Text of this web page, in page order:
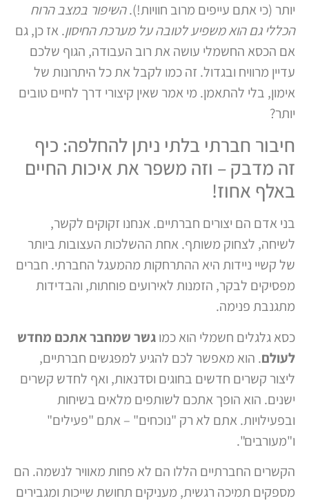
יותר (כי אתם עייפים מרוב חוויות!).השיפור במצב הרוח
הכללי גם הוא משפיע לטובה על מערכת החיסון. אז כן, גם
אם הכסא החשמלי עושה את רוב העבודה, הגוף שלכם
עדיין מרוויח ובגדול. זה כמו לקבל את כל היתרונות של
אימון, בלי להתאמן. מי אמר שאין קיצורי דרך לחיים טובים
יותר?
חיבור חברתי בלתי ניתן להחלפה: כיף
זה מדבק – וזה משפר את איכות החיים
באלף אחוז!
בני אדם הם יצורים חברתיים. אנחנו זקוקים לקשר,
לשיחה, לצחוק משותף. אחת ההשלכות העצובות ביותר
של קשיי ניידות היא ההתרחקות מהמעגל החברתי. חברים
מפסיקים לבקר, הזמנות לאירועים פוחתות, והבדידות
מתגנבת פנימה.
כסא גלגלים חשמלי הוא כמוגשר שמחבר אתכם מחדש
לעולם. הוא מאפשר לכם להגיע למפגשים חברתיים,
ליצור קשרים חדשים בחוגים וסדנאות, ואף לחדש קשרים
ישנים. הוא הופך אתכם לשותפים מלאים בשיחות
ובפעילויות. אתם לא רק "נוכחים" – אתם "פעילים"
ו"מעורבים".
הקשרים החברתיים הללו הם לא פחות מאוויר לנשמה. הם
מספקים תמיכה רגשית, מעניקים תחושת שייכות ומגבירים